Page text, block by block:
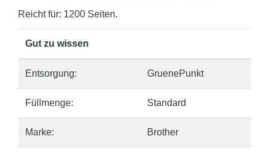
Reicht für: 1200 Seiten.
Gut zu wissen
Entsorgung: GruenePunkt
Füllmenge: Standard
Marke: Brother